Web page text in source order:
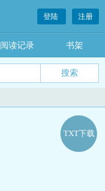
登陆 注册
阅读记录 书架
TXT下载